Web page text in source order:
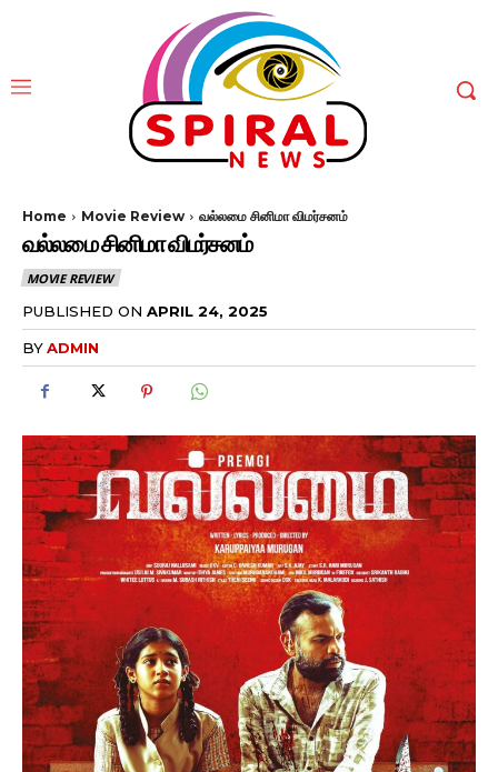
Home Movie Review வல்லமை சினிமா விமர்சனம்
வல்லமை சினிமா விமர்சனம்
MOVIE REVIEW
PUBLISHED ON APRIL 24, 2025
BYADMIN